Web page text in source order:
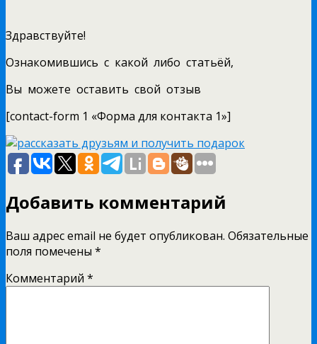
Здравствуйте!
Ознакомившись с какой либо статьёй,
Вы можете оставить свой отзыв
[contact-form 1 «Форма для контакта 1»]
Добавить комментарий
Ваш адрес email не будет опубликован. Обязательные
поля помечены *
Комментарий *